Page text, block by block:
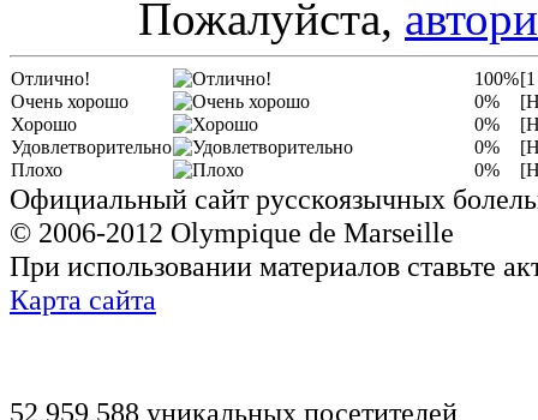
Пожалуйста,
Отлично! 100%
Очень хорошо
0%
Хорошо
0%
Удовлетворительно
0%
Плохо
0%
Официальный сайт русскоязычных
© 2006-2012 Olympique de Marseille
При использовании материалов ставьте
Карта сайта
52,959,588 уникальных посетителей